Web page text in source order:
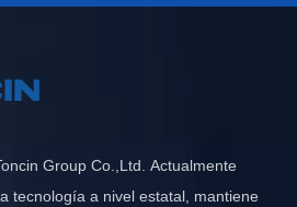
Group Co.,Ltd. Actualmente
tecnología a nivel estatal, mantiene